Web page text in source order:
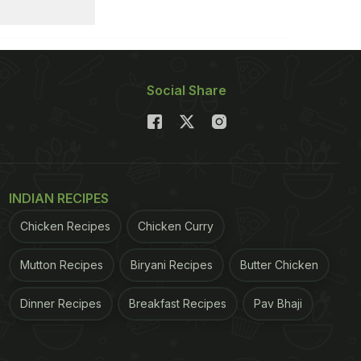
Social Share
INDIAN RECIPES
Chicken Recipes Chicken Curry
Mutton Recipes Biryani Recipes Butter Chicken
Dinner Recipes Breakfast Recipes Pav Bhaji